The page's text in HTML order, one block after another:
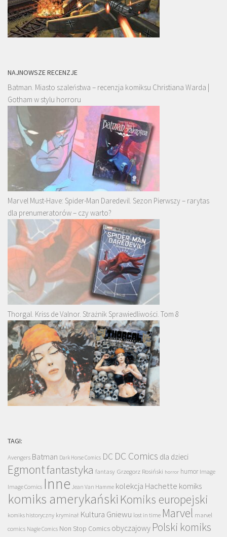
NAJNOWSZE RECENZJE
Batman. Miasto szaleństwa – recenzja komiksu Christiana Warda |
Gotham w stylu horroru
Marvel Must-Have: Spider-Man Daredevil. Sezon Pierwszy – rarytas
dla prenumeratorów – czy warto?
Thorgal. Kriss de Valnor. Strażnik Sprawiedliwości. Tom 8
TAGI:
Avengers Batman Dark Horse Comics DC DC Comics dla dzieci
Egmontfantastyka fantasy Grzegorz Rosiński horror humor Image
Image Comics Inne Jean Van Hamme kolekcja Hachette komiks
komiks amerykański Komiks europejski
komiks historyczny kryminał Kultura Gniewu lost in time Marvel marvel
comics Nagle Comics Non Stop Comics obyczajowy Polski komiks